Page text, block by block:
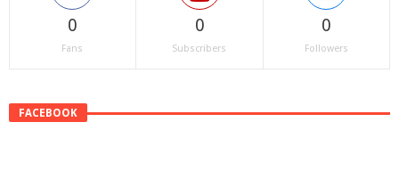
0
Fans
0
Subscribers
0
Followers
FACEBOOK